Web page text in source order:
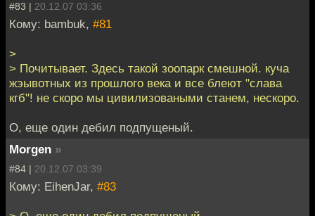
#83 | 20.12.07 03:36
Кому: bambuk, #81
>
> Почитывает. Здесь такой зоопарк смешной. куча
жэывотных из прошлого века и все блеют "слава
кгб"! не скоро мы цивилизоваными станем, нескоро.
О, еще один дебил подпущеный.
Morgen »
#84 | 20.12.07 03:39
Кому: EihenJar, #83